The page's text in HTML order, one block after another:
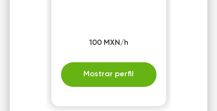
100 MXN/h
Mostrar perfil